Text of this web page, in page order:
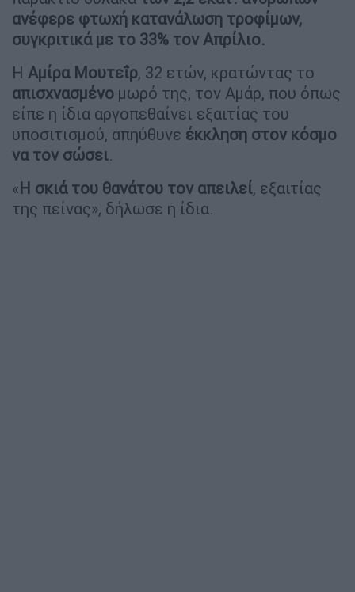
ανέφερε φτωχή κατανάλωση τροφίμων,
συγκριτικά με το 33% τον Απρίλιο.
Η Αμίρα Μουτεΐρ, 32 ετών, κρατώντας το
απισχνασμένο μωρό της, τον Αμάρ, που όπως
είπε η ίδια αργοπεθαίνει εξαιτίας του
υποσιτισμού, απηύθυνε έκκληση στον κόσμο
να τον σώσει.
« Η σκιά του θανάτου τον απειλεί, εξαιτίας
της πείνας», δήλωσε η ίδια.